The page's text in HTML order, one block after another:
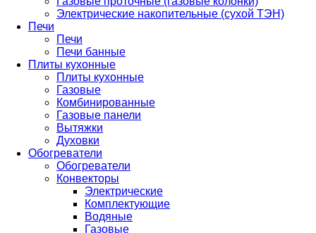
Электрические накопительные (сухой ТЭН)
Печи
Печи
Печи банные
Плиты кухонные
Плиты кухонные
Газовые
Комбинированные
Газовые панели
Вытяжки
Духовки
Обогреватели
Обогреватели
Конвекторы
Электрические
Комплектующие
Водяные
Газовые